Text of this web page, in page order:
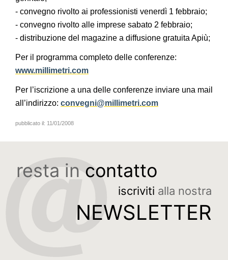
- convegno rivolto ai professionisti venerdì 1 febbraio;
- convegno rivolto alle imprese sabato 2 febbraio;
- distribuzione del magazine a diffusione gratuita Apiù;
Per il programma completo delle conferenze:
www.millimetri.com
Per l’iscrizione a una delle conferenze inviare una mail
all’indirizzo: convegni@millimetri.com
pubblicato il: 11/01/2008
resta in contatto
iscriviti alla nostra
NEWSLETTER